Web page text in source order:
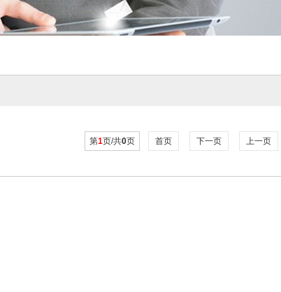
第1页/共0页 首页 下一页 上一页